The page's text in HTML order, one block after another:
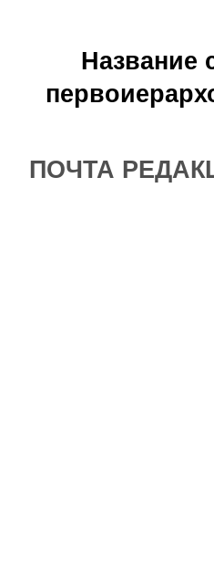
Название
ПОЧТА